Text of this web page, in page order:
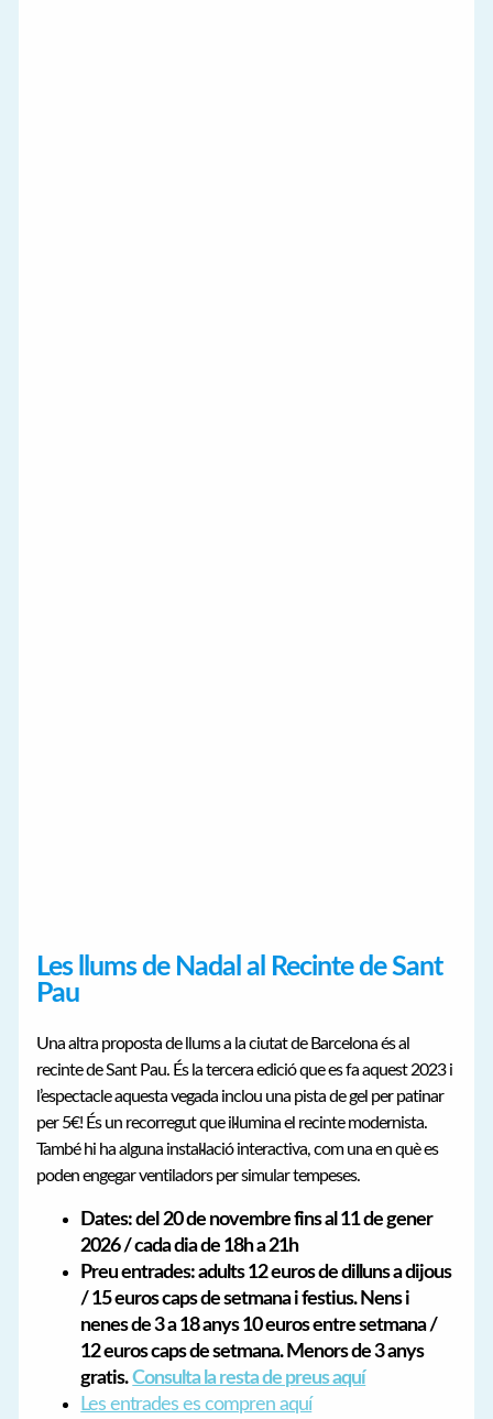
Les llums de Nadal al Recinte de Sant
Pau
Una altra proposta de llums a la ciutat de Barcelona és al
recinte de Sant Pau. És la tercera edició que es fa aquest 2023 i
l’espectacle aquesta vegada inclou una pista de gel per patinar
per 5€! És un recorregut que il·lumina el recinte modernista.
També hi ha alguna instal·lació interactiva, com una en què es
poden engegar ventiladors per simular tempeses.
Dates: del 20 de novembre fins al 11 de gener
2026 / cada dia de 18h a 21h
Preu entrades: adults 12 euros de dilluns a dijous
/ 15 euros caps de setmana i festius. Nens i
nenes de 3 a 18 anys 10 euros entre setmana /
12 euros caps de setmana. Menors de 3 anys
gratis. Consulta la resta de preus aquí
Les entrades es compren aquí